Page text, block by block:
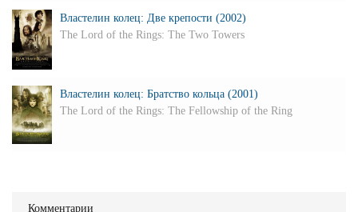
Властелин колец: Две крепости (2002)
The Lord of the Rings: The Two Towers
Властелин колец: Братство кольца (2001)
The Lord of the Rings: The Fellowship of the Ring
Комментарии